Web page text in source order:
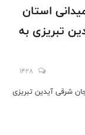
استان
تبریزی به
1428
شرقی آیدین تبریزی